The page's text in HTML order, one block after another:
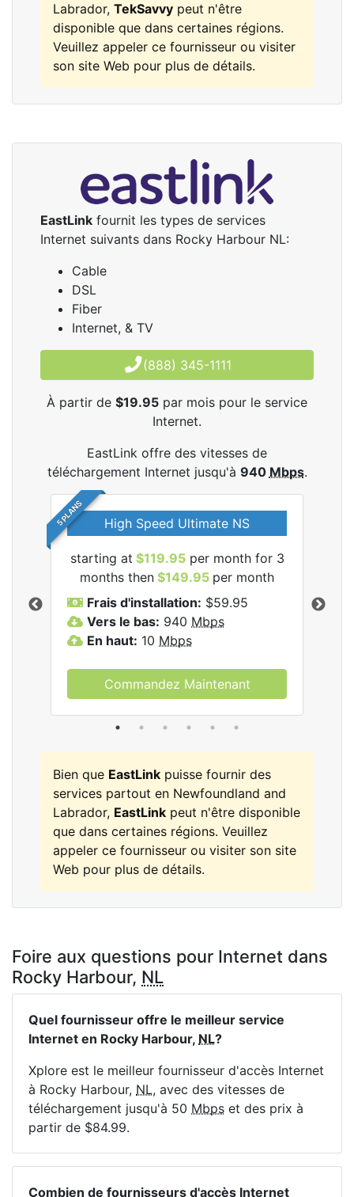
Labrador, TekSavvy peut n'être
disponible que dans certaines régions.
Veuillez appeler ce fournisseur ou visiter
son site Web pour plus de détails.
EastLink fournit les types de services
Internet suivants dans Rocky Harbour NL:
Cable
DSL
Fiber
Internet, & TV
(888) 345-1111
À partir de $19.95 par mois pour le service
Internet.
EastLink offre des vitesses de
téléchargement Internet jusqu'à 940 Mbps.
5 PLANS High Speed Ultimate NS
starting at $119.95per month for 3
months then $149.95 per month
Frais d'installation: $59.95
Vers le bas: 940 Mbps
En haut: 10 Mbps
Commandez Maintenant
Bien que EastLink puisse fournir des
services partout en Newfoundland and
Labrador, EastLink peut n'être disponible
que dans certaines régions. Veuillez
appeler ce fournisseur ou visiter son site
Web pour plus de détails.
Foire aux questions pour Internet dans
Rocky Harbour, NL
Quel fournisseur offre le meilleur service
Internet en Rocky Harbour, NL?
Xplore est le meilleur fournisseur d'accès Internet
à Rocky Harbour, NL, avec des vitesses de
téléchargement jusqu'à 50 Mbps et des prix à
partir de $84.99.
Combien de fournisseurs d'accès Internet